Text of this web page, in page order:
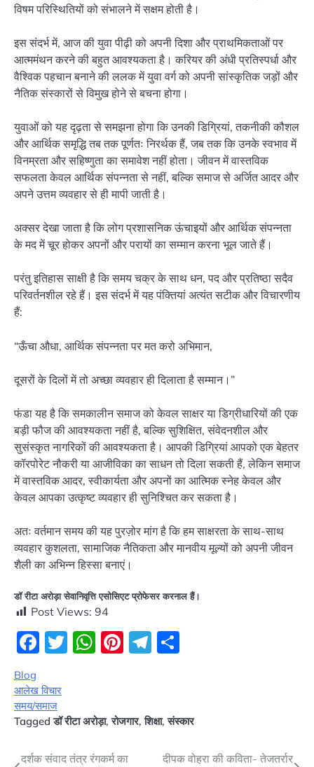
विषम परिस्थितियों को संभालने में सक्षम होती है।
इस संदर्भ में, आज की युवा पीढ़ी को अपनी दिशा और प्राथमिकताओं पर
आत्ममंथन करने की बहुत आवश्यकता है। करियर की अंधी प्रतिस्पर्धा और
वैश्विक पहचान बनाने की ललक में युवा वर्ग को अपनी सांस्कृतिक जड़ों और
नैतिक संस्कारों से विमुख होने से बचना होगा।
युवाओं को यह दृढ़ता से समझना होगा कि उनकी डिग्रियां, तकनीकी कौशल
और आर्थिक समृद्धि तब तक पूर्णतः निरर्थक हैं, जब तक कि उनके स्वभाव में
विनम्रता और सहिष्णुता का समावेश नहीं होता। जीवन में वास्तविक
सफलता केवल आर्थिक संपन्नता से नहीं, बल्कि समाज से अर्जित आदर और
अपने उत्तम व्यवहार से ही मापी जाती है।
अक्सर देखा जाता है कि लोग प्रशासनिक ऊंचाइयों और आर्थिक संपन्नता
के मद में चूर होकर अपनों और परायों का सम्मान करना भूल जाते हैं।
परंतु इतिहास साक्षी है कि समय चक्र के साथ धन, पद और प्रतिष्ठा सदैव
परिवर्तनशील रहे हैं। इस संदर्भ में यह पंक्तियां अत्यंत सटीक और विचारणीय
हैं:
“ऊँचा औधा, आर्थिक संपन्नता पर मत करो अभिमान,
दूसरों के दिलों में तो अच्छा व्यवहार ही दिलाता है सम्मान।”
फंडा यह है कि समकालीन समाज को केवल साक्षर या डिग्रीधारियों की एक
बड़ी फौज की आवश्यकता नहीं है, बल्कि सुशिक्षित, संवेदनशील और
सुसंस्कृत नागरिकों की आवश्यकता है। आपकी डिग्रियां आपको एक बेहतर
कॉरपोरेट नौकरी या आजीविका का साधन तो दिला सकती हैं, लेकिन समाज
में वास्तविक आदर, स्वीकार्यता और अपनों का आत्मिक स्नेह केवल और
केवल आपका उत्कृष्ट व्यवहार ही सुनिश्चित कर सकता है।
अतः वर्तमान समय की यह पुरज़ोर मांग है कि हम साक्षरता के साथ-साथ
व्यवहार कुशलता, सामाजिक नैतिकता और मानवीय मूल्यों को अपनी जीवन
शैली का अभिन्न हिस्सा बनाएं।
डॉ रीटा अरोड़ा सेवानिवृत्ति एसोसिएट प्रोफेसर करनाल हैं।
Post Views: 94
Facebook
Twitter
WhatsApp
Pinterest
Telegram
Blog
आलेख विचार
समय/समाज
Taggedडॉ रीटा अरोड़ा,रोजगार,शिक्षा,संस्कार
Post
दर्शक संवाद तंत्र रंगकर्म का दीपक वोहरा की कविता- तेजतर्रार